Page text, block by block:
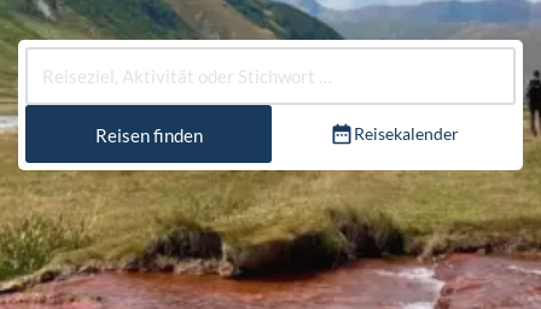
Reisen finden Reisekalender